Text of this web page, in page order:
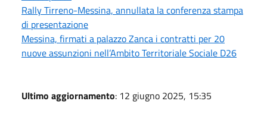
Rally Tirreno-Messina, annullata la conferenza stampa
di presentazione
Messina, firmati a palazzo Zanca i contratti per 20
nuove assunzioni nell’Ambito Territoriale Sociale D26
Ultimo aggiornamento: 12 giugno 2025, 15:35